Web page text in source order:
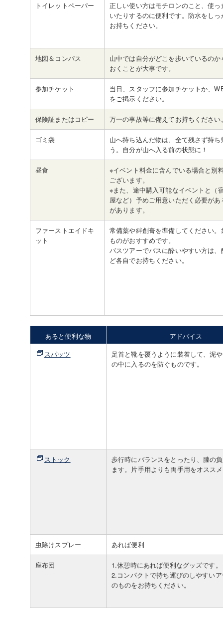
トイレットペーパー
正しい使い方はモチロンのこと、使
いたりするのに便利です。防水をし
お持ちください。
地図＆コンパス
山中では自分がどこを歩いているの
おくことが大事です。
参加チケット
当日、スタッフに参加チケットか、
をご掲示ください。
保険証またはコピー 万一の事故等に備えてお持ちください
ゴミ袋
山へ持ち込んだ物は、全て残さず持
う。自分が山へ入る前の状態に！
昼食
※イベント料金に含んでいる場合と別
ございます。
※また、途中購入可能なイベントと（
屋など）予めご用意いただく必要が
があります。
ファーストエイドキ
ット
常備薬や絆創膏を準備してください
ものがおすすめです。
バスツアーでバスに酔いやすい方は
ど各自でお持ちください。
あると便利な物
アドバイス
スパッツ
足首と靴を覆うように装着して、泥
の中に入るのを防ぐものです。
ストック
歩行時にバランスをとったり、膝の
ます。片手用よりも両手用をオスス
虫除けスプレー あれば便利
座布団
1.休憩時にあれば便利なグッズです。
2.コンパクトで持ち運びのしやすい
のものをお持ちください。